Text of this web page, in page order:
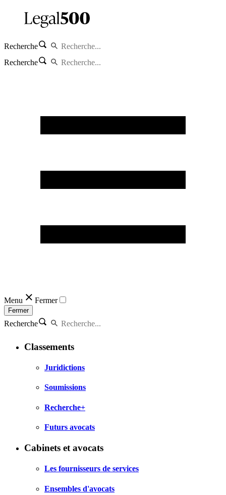
Recherche
Recherche
Menu Fermer
Fermer
Recherche
Classements
Juridictions
Soumissions
Recherche+
Futurs avocats
Cabinets et avocats
Les fournisseurs de services
Ensembles d'avocats